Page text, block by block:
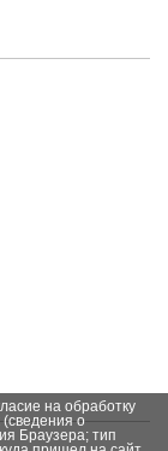
на обработку
о
Браузера; тип